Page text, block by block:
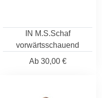
IN M.S.Schaf
vorwärtsschauend
Ab30,00 €